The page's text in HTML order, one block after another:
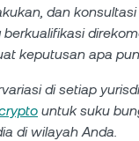
dan
keputusan apa
di setiap
untuk suku
di wilayah Anda.